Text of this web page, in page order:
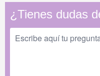
¿Tienes dudas